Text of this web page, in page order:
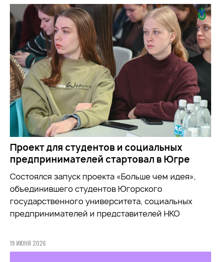
Проект для студентов и социальных
предпринимателей стартовал в Югре
Состоялся запуск проекта «Больше чем идея»,
объединившего студентов Югорского
государственного университета, социальных
предпринимателей и представителей НКО
19 ИЮНЯ 2026